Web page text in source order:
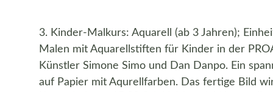
3. Kinder-Malkurs: Aquarell (ab 3 Jahren);
Malen mit Aquarellstiften für Kinder in der
Künstler Simone Simo und Dan Danpo. Ein
auf Papier mit Aqurellfarben. Das fertige Bild